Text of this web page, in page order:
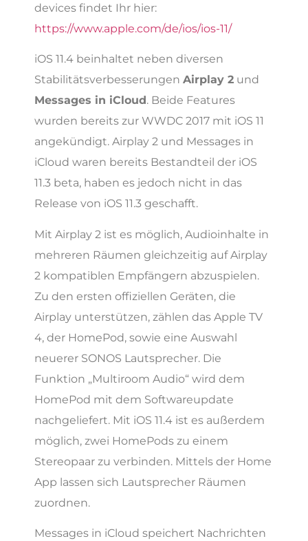
devices findet Ihr hier:
https://www.apple.com/de/ios/ios-11/
iOS 11.4 beinhaltet neben diversen
Stabilitätsverbesserungen Airplay 2 und
Messages in iCloud . Beide Features
wurden bereits zur WWDC 2017 mit iOS 11
angekündigt. Airplay 2 und Messages in
iCloud waren bereits Bestandteil der iOS
11.3 beta, haben es jedoch nicht in das
Release von iOS 11.3 geschafft.
Mit Airplay 2 ist es möglich, Audioinhalte in
mehreren Räumen gleichzeitig auf Airplay
2 kompatiblen Empfängern abzuspielen.
Zu den ersten offiziellen Geräten, die
Airplay unterstützen, zählen das Apple TV
4, der HomePod, sowie eine Auswahl
neuerer SONOS Lautsprecher. Die
Funktion „Multiroom Audio“ wird dem
HomePod mit dem Softwareupdate
nachgeliefert. Mit iOS 11.4 ist es außerdem
möglich, zwei HomePods zu einem
Stereopaar zu verbinden. Mittels der Home
App lassen sich Lautsprecher Räumen
zuordnen.
Messages in iCloud speichert Nachrichten